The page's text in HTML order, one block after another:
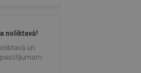
noliktavā!
un